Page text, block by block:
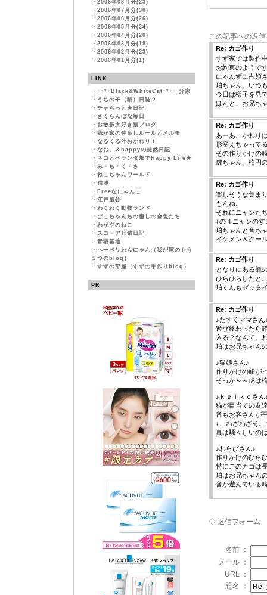
・ 2006年08月分(23)
・ 2006年07月分(30)
・ 2006年06月分(26)
・ 2006年05月分(24)
・ 2006年04月分(20)
・ 2006年03月分(19)
・ 2006年02月分(23)
・ 2006年01月分(1)
LINK
・ ･･*･Black&WhiteCat･*･･ 分家
・ うちの子（猫）日誌２
・ チャらっと★日記
・ さくらんぼな毎日
・ お散歩大好き猫ブログ
・ 我が家の仲良しルールとメルモ
・ なるくる汁おかわり！
・ なお。＆happyの徒然日記
・ ネコとベランダ畑でHappy Life★
・ み・ち・く・さ
・ ねこちゃんワールド
・ 猫魂
・ Freeなにゃんこ
・ 江戸風鈴
・ わくわく動物ランド
・ ぴこちゃんちの癒しの金魚たち
・ わがやのねこ
・ スコ・アビ猫日記
・ 音猫基地
・ ヘーベリわんにゃん（我が家のもう
１つのblog）
・ すずの部屋（すずの手作りblog）
PR
この記事への返信
Re: カゴ作り
すず家では製作
お約束のようで
にゃんずに占領
珀ちゃん、いつ
今日は様子を見
ほんと、お兄ち
Re: カゴ作り
あーあ、かわり
形変えちゃって
その作りかけの
虎ちゃん、楕円
Re: カゴ作り
楽しそうな集ま
もんね。
それにニャンた
↓の４ニャンの
珀ちゃんと音ち
イケメン＆クー
Re: カゴ作り
となりにある籠
ひらひらしたと
珀くんもゼッタ
Re: カゴ作り
♪たすくママさん
遊び終わったら
入る？なんて、
珀はお兄ちゃん
♪猫娘さん♪
作りかけの紐が
そっか～～虎は
♪ｋｅｉｋｏさん
猫が目当ての友
音もお客さんが
↓、わざわざそ
真は騒々しいの
♪わらびさん♪
作りかけのひら
特にこのカゴは
珀はお兄ちゃん
音が遊んでいる
◇ 返信フォーム
名前 ：
メール ：
URL ：
題名 ：